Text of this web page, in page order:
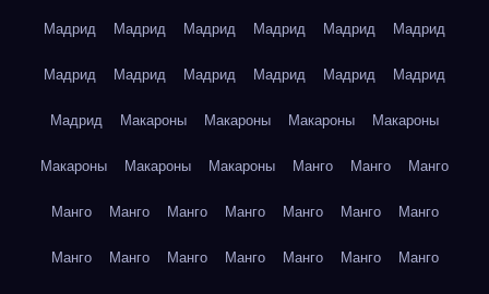
Мадрид Мадрид Мадрид Мадрид Мадрид Мадрид
Мадрид Мадрид Мадрид Мадрид Мадрид Мадрид
Мадрид Макароны Макароны Макароны Макароны
Макароны Макароны Макароны Манго Манго Манго
Манго Манго Манго Манго Манго Манго Манго
Манго Манго Манго Манго Манго Манго Манго